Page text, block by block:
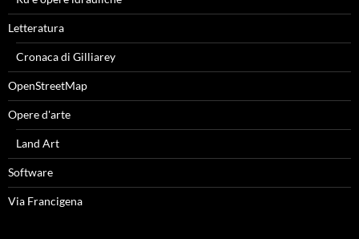
Letteratura
Cronaca di Gilliarey
OpenStreetMap
Opere d'arte
Land Art
Software
Via Francigena